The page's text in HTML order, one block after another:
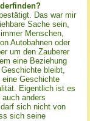
Das war mir
Sache sein,
Menschen,
Autobahnen oder
um den Zauberer
eine Beziehung
bleibt,
Geschichte
Eigentlich ist es
anders
sich nicht von
sich seine